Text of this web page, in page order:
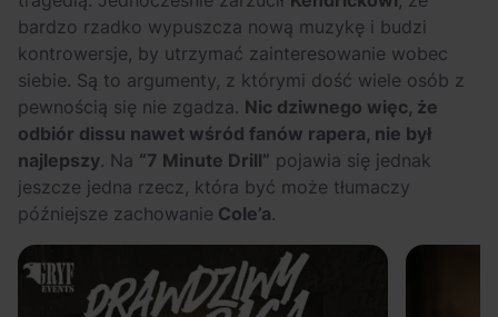
bardzo rzadko wypuszcza nową muzykę i budzi
kontrowersje, by utrzymać zainteresowanie wobec
siebie. Są to argumenty, z którymi dość wiele osób z
pewnością się nie zgadza. Nic dziwnego więc, że
odbiór dissu nawet wśród fanów rapera, nie był
najlepszy. Na “7 Minute Drill” pojawia się jednak
jeszcze jedna rzecz, która być może tłumaczy
późniejsze zachowanie Cole’a.